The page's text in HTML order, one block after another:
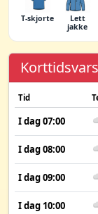
T-skjorte
Lett
jakke
Tid
I dag 07:00
I dag 08:00
I dag 09:00
I dag 10:00